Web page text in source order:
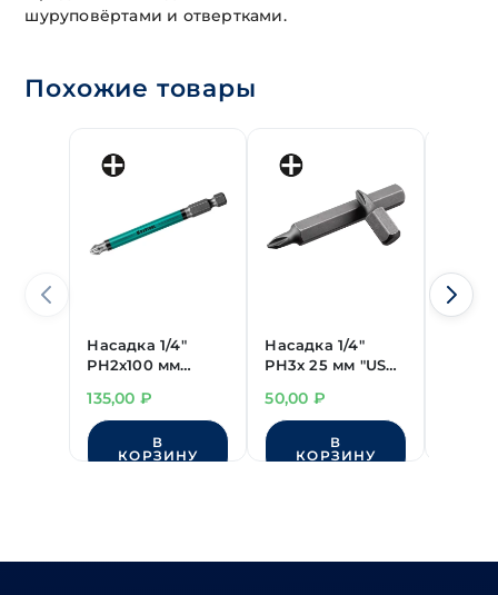
шуруповёртами и отвертками.
Похожие товары
Насадка 1/4"
PH2х100 мм
Optimum Line
135,00 ₽
В
КОРЗИНУ
Насадка 1/4"
PH3x 25 мм "USH"
50,00 ₽
В
КОРЗИНУ